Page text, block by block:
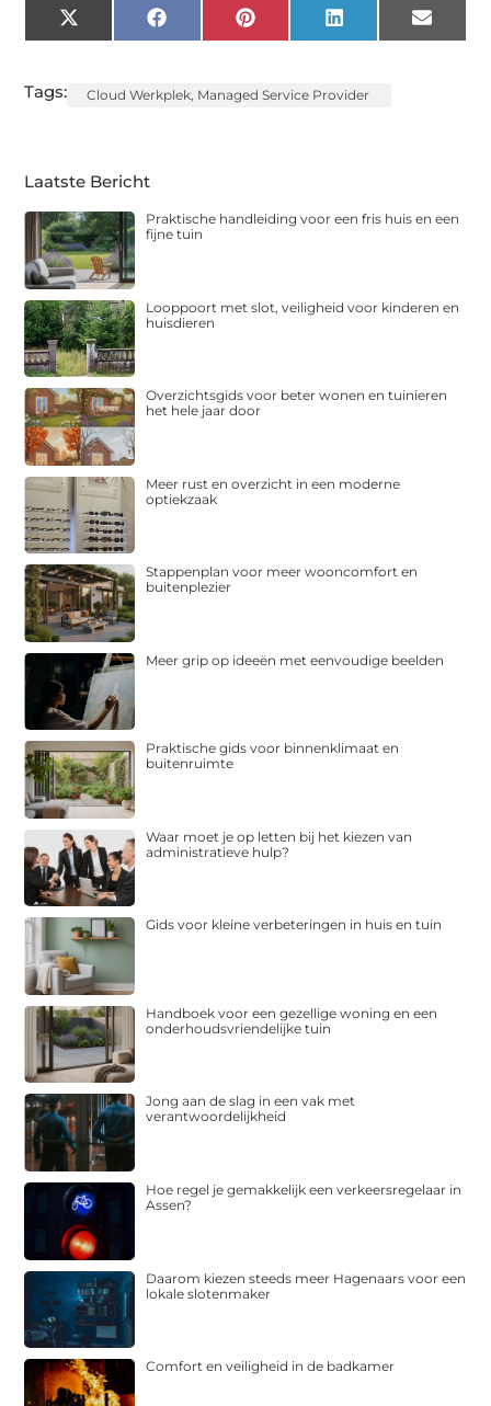
X
(Twitter)
FacebookPinterest LinkedIn Email
Tags: Cloud Werkplek, Managed Service Provider
Laatste Bericht
Praktische handleiding voor een fris huis en een
fijne tuin
Looppoort met slot, veiligheid voor kinderen en
huisdieren
Overzichtsgids voor beter wonen en tuinieren
het hele jaar door
Meer rust en overzicht in een moderne
optiekzaak
Stappenplan voor meer wooncomfort en
buitenplezier
Meer grip op ideeën met eenvoudige beelden
Praktische gids voor binnenklimaat en
buitenruimte
Waar moet je op letten bij het kiezen van
administratieve hulp?
Gids voor kleine verbeteringen in huis en tuin
Handboek voor een gezellige woning en een
onderhoudsvriendelijke tuin
Jong aan de slag in een vak met
verantwoordelijkheid
Hoe regel je gemakkelijk een verkeersregelaar in
Assen?
Daarom kiezen steeds meer Hagenaars voor een
lokale slotenmaker
Comfort en veiligheid in de badkamer